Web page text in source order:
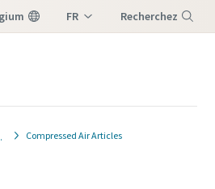
FR Recherchez
Compressed Air Articles